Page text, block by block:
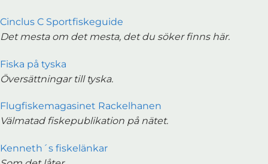
Cinclus C Sportfiskeguide
Det mesta om det mesta, det du söker finns här.
Fiska på tyska
Översättningar till tyska.
Flugfiskemagasinet Rackelhanen
Välmatad fiskepublikation på nätet.
Kenneth´s fiskelänkar